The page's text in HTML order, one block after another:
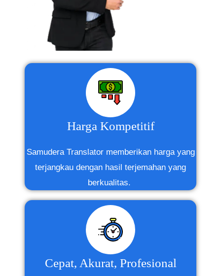
Harga Kompetitif
Samudera Translator memberikan harga yang
terjangkau dengan hasil terjemahan yang
berkualitas.
Cepat, Akurat, Profesional